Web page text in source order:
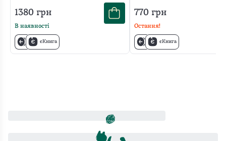
1380 грн
В наявності
єКнига
770грн
Остання!
єКнига